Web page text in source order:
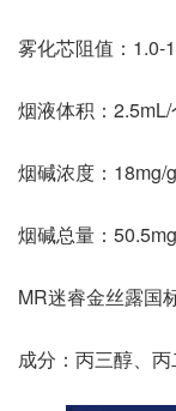
雾化芯阻值：1.0-
烟液体积：2.5mL/
烟碱浓度：18mg/g
烟碱总量：
MR迷睿金丝露国
成分：丙三醇、